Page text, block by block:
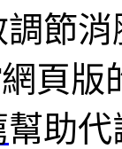
調節
頁版
幫助